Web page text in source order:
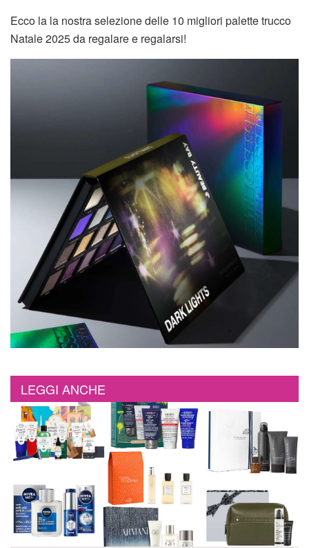
Ecco la la nostra selezione delle 10 migliori palette trucco
Natale 2025 da regalare e regalarsi!
LEGGI ANCHE